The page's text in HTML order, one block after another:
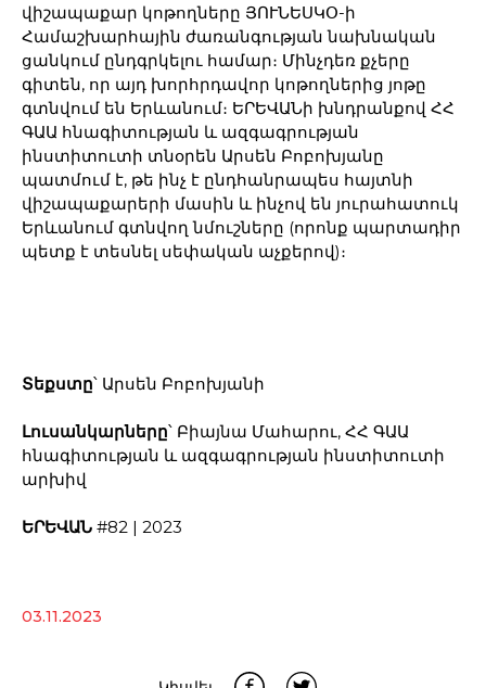
վիշապաքար կոթողները ՅՈՒՆԵՍԿՕ-ի
Համաշխարհային ժառանգության նախնական
ցանկում ընդգրկելու համար։ Մինչդեռ քչերը
գիտեն, որ այդ խորհրդավոր կոթողներից յոթը
գտնվում են Երևանում։ ԵՐԵՎԱՆի խնդրանքով ՀՀ
ԳԱԱ հնագիտության և ազգագրության
ինստիտուտի տնօրեն Արսեն Բոբոխյանը
պատմում է, թե ինչ է ընդհանրապես հայտնի
վիշապաքարերի մասին և ինչով են յուրահատուկ
Երևանում գտնվող նմուշները (որոնք պարտադիր
պետք է տեսնել սեփական աչքերով)։
Տեքստը՝ Արսեն Բոբոխյանի
Լուսանկարները՝ Բիայնա Մահարու, ՀՀ ԳԱԱ
հնագիտության և ազգագրության ինստիտուտի
արխիվ
ԵՐԵՎԱՆ #82 | 2023
03.11.2023